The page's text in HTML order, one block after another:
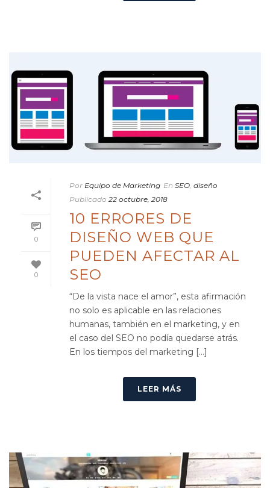
0
0
Por Equipo de Marketing En SEO, diseño
Publicado 22 octubre, 2018
10 ERRORES DE
DISEÑO WEB QUE
PUEDEN AFECTAR AL
SEO
“De la vista nace el amor”, esta afirmación
no solo es aplicable en las relaciones
humanas, también en el marketing, y en
el caso del SEO no podía quedarse atrás.
En los tiempos del marketing [...]
LEER MÁS